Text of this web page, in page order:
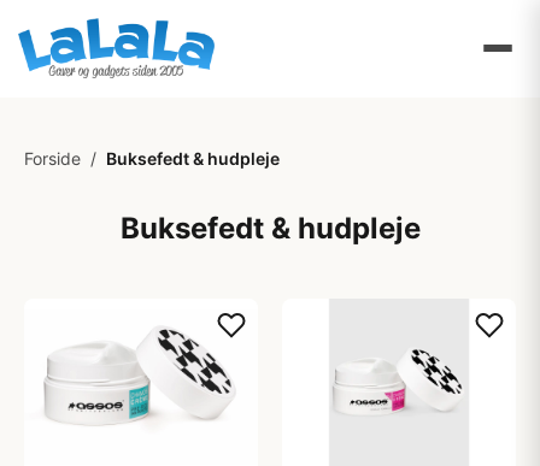
Forside / Buksefedt & hudpleje
Buksefedt & hudpleje